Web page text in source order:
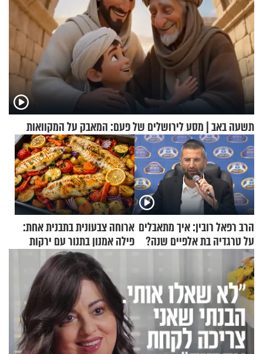
תשעה באב | מסע לירושלים של פעם: המאבק על המקוואות
הרב רפאל רובין: איך מתאבלים
על טרגדיה בת אלפיים שנה?
ארוחה צבעונית בתבנית אחת:
פילה אמנון בתנור עם ירקות